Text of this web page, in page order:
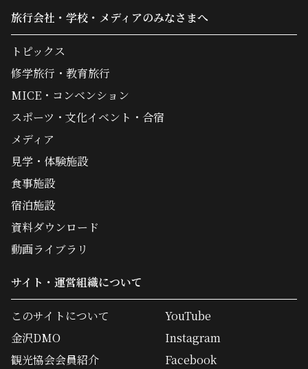
旅行会社・学校・メディアのみなさまへ
トピックス
修学旅行・教育旅行
MICE・コンベンション
スポーツ・文化イベント・合宿
メディア
見学・体験施設
食事施設
宿泊施設
資料ダウンロード
動画ライブラリ
サイト・運営組織について
このサイトについて
金沢DMO
観光協会会員紹介
YouTube
Instagram
Facebook